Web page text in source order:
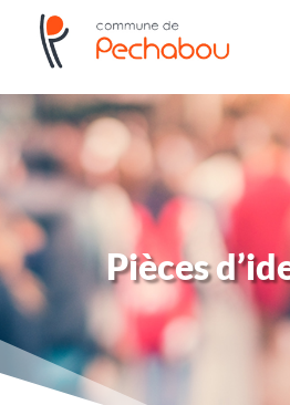
Pièces